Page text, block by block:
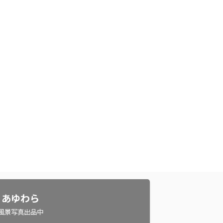
あゆわら
景写真出品中